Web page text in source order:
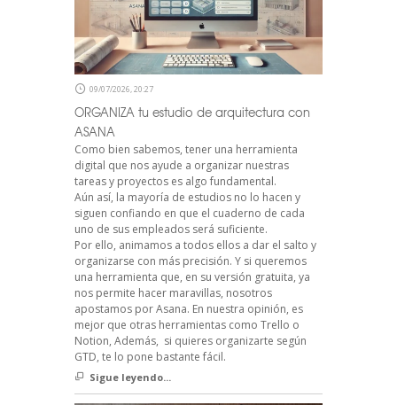
09/07/2026, 20:27
ORGANIZA tu estudio de arquitectura con
ASANA
Como bien sabemos, tener una herramienta
digital que nos ayude a organizar nuestras
tareas y proyectos es algo fundamental.
Aún así, la mayoría de estudios no lo hacen y
siguen confiando en que el cuaderno de cada
uno de sus empleados será suficiente.
Por ello, animamos a todos ellos a dar el salto y
organizarse con más precisión. Y si queremos
una herramienta que, en su versión gratuita, ya
nos permite hacer maravillas, nosotros
apostamos por Asana. En nuestra opinión, es
mejor que otras herramientas como Trello o
Notion, Además, si quieres organizarte según
GTD, te lo pone bastante fácil.
Sigue leyendo...